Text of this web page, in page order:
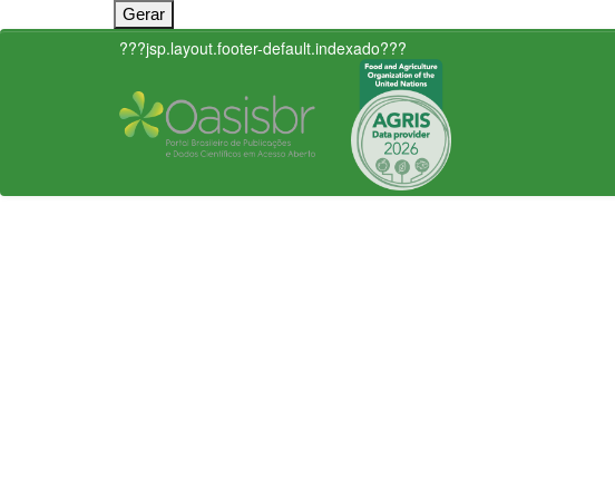
???jsp.layout.footer-default.indexado???